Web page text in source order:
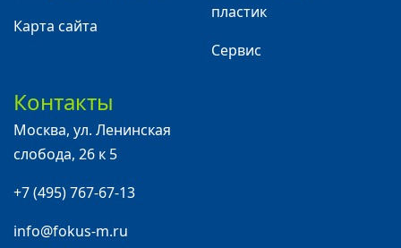
Карта сайта
пластик
Сервис
Контакты
Москва, ул. Ленинская
слобода, 26 к 5
+7 (495) 767-67-13
info@fokus-m.ru